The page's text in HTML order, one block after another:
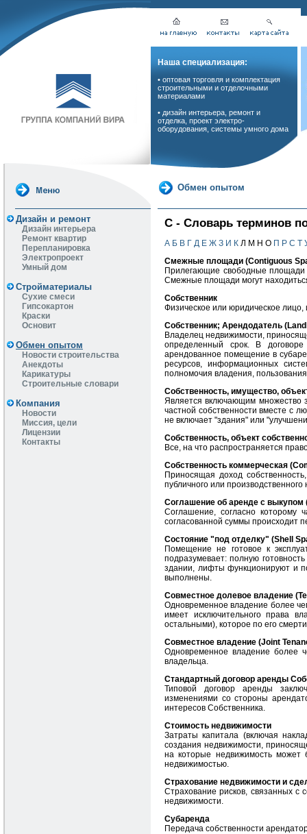
Наша специализация:
• оптовая торговля и комплектация
строительными и отделочными
материалами
• дизайн интерьера, ремонт и
отделка, проект электро-
оборудования, системы умного дома
Дизайн и ремонт
Дизайн интерьера
Ремонт квартир
Перепланировка
Электропроект
Умный дом
Стройматериалы
Сухие смеси
Гипсокартон
Краски
Основит
Обмен опытом
Новости строительства
Анекдоты
Карикатуры
Строительные словари
Компания
Новости
Миссия, цели
Лицензии
Контакты
Обмен опытом
С - Словарь терминов
А Б В Г Д Е Ж З И К Л М Н О П Р С Т
Смежные площади (Contiguous
Прилегающие свободные
Смежные площади могут
Собственник
Физическое или юридическое
Собственник; Арендодатель
Владелец недвижимости,
определенный срок. В
арендованное помещение в
ресурсов, информационных
полномочия владения,
Собственность, имущество,
Является включающим множество
частной собственности вместе с
не включает "здания" или
Собственность, объект
Все, на что распространяется
Собственность коммерческая
Приносящая доход
публичного или производственного
Соглашение об аренде с выкупом
Соглашение, согласно которому
согласованной суммы происходит
Состояние "под отделку" (Shell
Помещение не готовое к
подразумевает: полную
здании, лифты функционируют и
выполнены.
Совместное долевое владение
Одновременное владение более
имеет исключительного права
остальными), которое по его
Совместное владение (Joint
Одновременное владение более
владельца.
Стандартный договор аренды
Типовой договор аренды
изменениями со стороны
интересов Собственника.
Стоимость недвижимости
Затраты капитала (включая
создания недвижимости,
на которые недвижимость
недвижимостью.
Страхование недвижимости и
Страхование рисков, связанных с
недвижимости.
Субаренда
Передача собственности